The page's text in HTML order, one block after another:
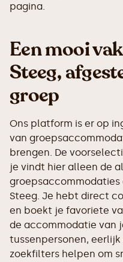
pagina.
Een mooi
Steeg,
groep
Ons platform is er op
van
brengen. De
je vindt hier alleen de
groepsaccommodaties
Steeg. Je hebt direct
en boekt je favoriete
de accommodatie van
tussenpersonen,
zoekfilters helpen om